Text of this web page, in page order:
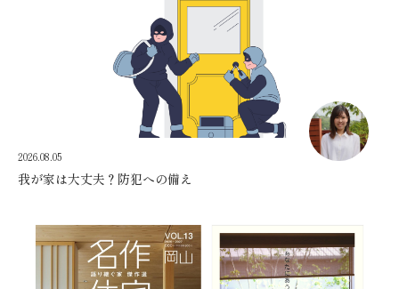
2026.08.05
我が家は大丈夫？防犯への備え